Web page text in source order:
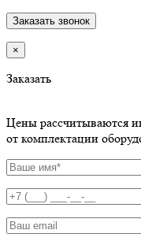
×
Заказать
Цены рассчитываются
от комплектации